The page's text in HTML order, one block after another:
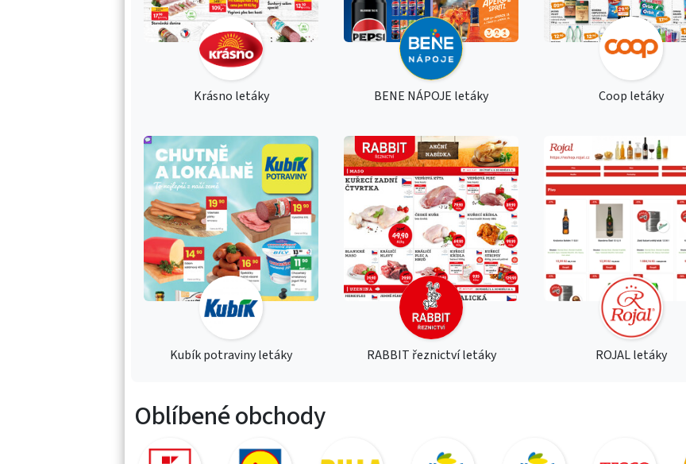
Krásno letáky BENE NÁPOJE letáky Coop letáky
Kubík potraviny letáky RABBIT řeznictví letáky ROJAL letáky
Oblíbené obchody